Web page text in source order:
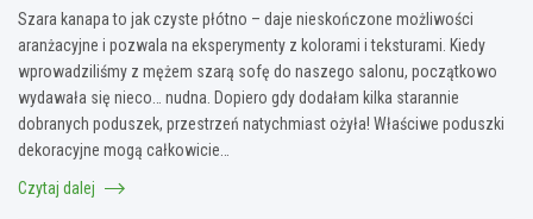
Szara kanapa to jak czyste płótno – daje nieskończone możliwości
aranżacyjne i pozwala na eksperymenty z kolorami i teksturami. Kiedy
wprowadziliśmy z mężem szarą sofę do naszego salonu, początkowo
wydawała się nieco… nudna. Dopiero gdy dodałam kilka starannie
dobranych poduszek, przestrzeń natychmiast ożyła! Właściwe poduszki
dekoracyjne mogą całkowicie…
Czytaj dalej